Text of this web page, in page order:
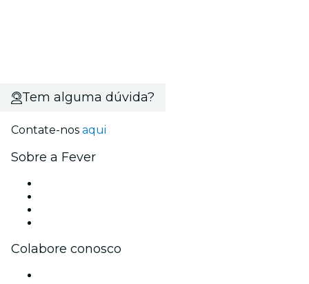
Tem alguma dúvida?
Contate-nos aqui
Sobre a Fever
Colabore conosco